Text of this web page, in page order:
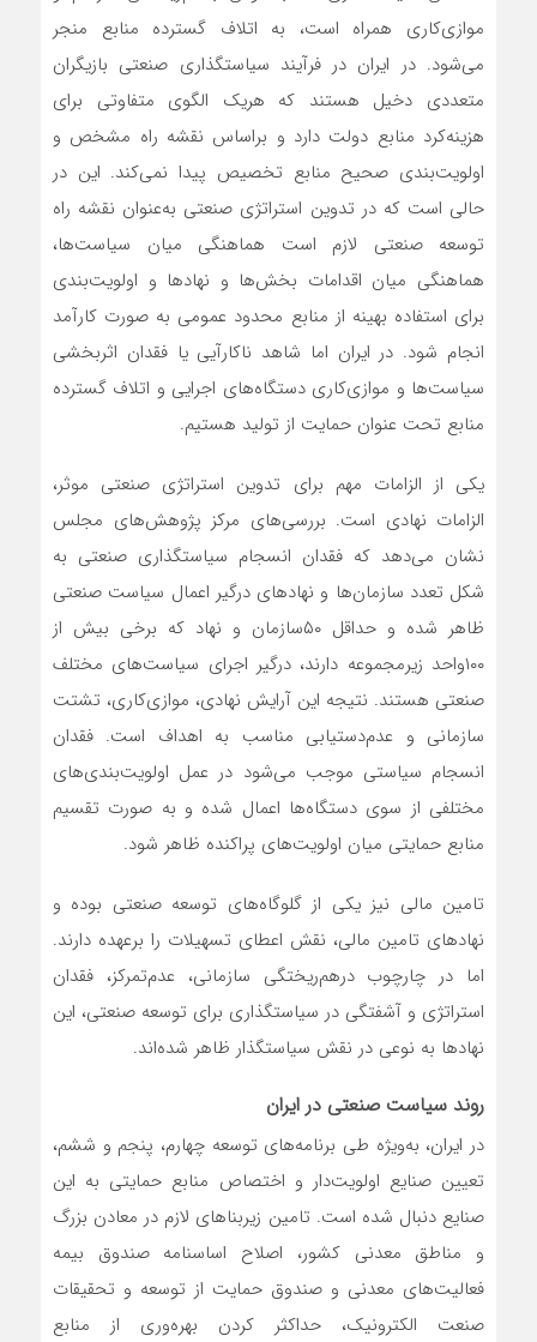
موازی‌‌‌کاری همراه است، به اتلاف گسترده منابع منجر
می‌شود. در ایران در فرآیند سیاستگذاری صنعتی بازیگران
متعددی دخیل هستند که هریک الگوی متفاوتی برای
هزینه‌‌‌کرد منابع دولت دارد و براساس نقشه راه مشخص و
اولویت‌‌‌بندی صحیح منابع تخصیص پیدا نمی‌‌‌کند. این در
حالی است که در تدوین استراتژی صنعتی به‌عنوان نقشه راه
توسعه صنعتی لازم است هماهنگی میان سیاست‌‌‌ها،
هماهنگی میان اقدامات بخش‌‌‌ها و نهادها و اولویت‌‌‌بندی
برای استفاده بهینه از منابع محدود عمومی به صورت کارآمد
انجام شود. در ایران اما شاهد ناکارآیی یا فقدان اثربخشی
سیاست‌‌‌ها و موازی‌‌‌کاری دستگاه‌‌‌های اجرایی و اتلاف گسترده
منابع تحت عنوان حمایت از تولید هستیم.
یکی از الزامات مهم برای تدوین استراتژی صنعتی موثر،
الزامات نهادی است. بررسی‌‌‌های مرکز پژوهش‌‌‌های مجلس
نشان می‌دهد که فقدان انسجام سیاستگذاری صنعتی به
شکل تعدد سازمان‌ها و نهادهای درگیر اعمال سیاست صنعتی
ظاهر شده و حداقل ۵۰سازمان و نهاد که برخی بیش از
۱۰۰واحد زیرمجموعه دارند، درگیر اجرای سیاست‌‌‌های مختلف
صنعتی هستند. نتیجه این آرایش نهادی، موازی‌‌‌کاری، تشتت
سازمانی و عدم‌دستیابی مناسب به اهداف است. فقدان
انسجام سیاستی موجب می‌شود در عمل اولویت‌‌‌بندی‌‌‌های
مختلفی از سوی دستگاه‌‌‌ها اعمال شده و به صورت تقسیم
منابع حمایتی میان اولویت‌‌‌های پراکنده ظاهر شود.
تامین مالی نیز یکی از گلوگاه‌‌‌های توسعه صنعتی بوده و
نهادهای تامین مالی، نقش اعطای تسهیلات را برعهده دارند.
اما در چارچوب درهم‌ریختگی سازمانی، عدم‌تمرکز، فقدان
استراتژی و آشفتگی در سیاستگذاری برای توسعه صنعتی، این
نهادها به نوعی در نقش سیاستگذار ظاهر شده‌‌‌اند.
روند سیاست صنعتی در ایران
در ایران، به‌ویژه طی برنامه‌‌‌های توسعه چهارم، پنجم و ششم،
تعیین صنایع اولویت‌‌‌دار و اختصاص منابع حمایتی به این
صنایع دنبال شده است. تامین زیربناهای لازم در معادن بزرگ
و مناطق معدنی کشور، اصلاح اساسنامه صندوق بیمه
فعالیت‌‌‌های معدنی و صندوق حمایت از توسعه و تحقیقات
صنعت الکترونیک، حداکثر کردن بهره‌‌‌وری از منابع